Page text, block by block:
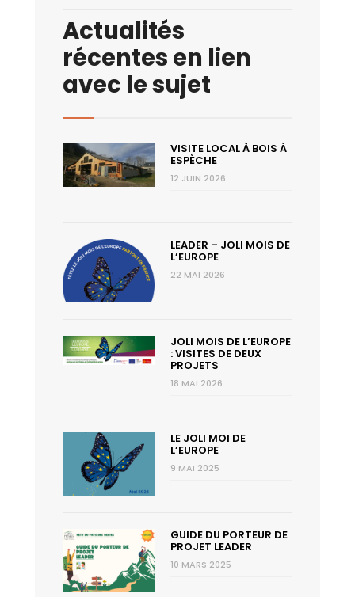
Actualités
récentes en lien
avec le sujet
VISITE LOCAL À BOIS À
ESPÈCHE
12 JUIN 2026
LEADER – JOLI MOIS DE
L’EUROPE
22 MAI 2026
JOLI MOIS DE L’EUROPE
: VISITES DE DEUX
PROJETS
18 MAI 2026
LE JOLI MOI DE
L’EUROPE
9 MAI 2025
GUIDE DU PORTEUR DE
PROJET LEADER
10 MARS 2025